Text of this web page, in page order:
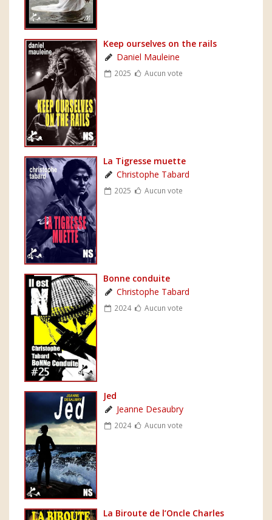
Keep ourselves on the rails
Daniel Mauleine
2025 Aucun vote
La Tigresse muette
Christophe Tabard
2025 Aucun vote
Bonne conduite
Christophe Tabard
2024 Aucun vote
Jed
Jeanne Desaubry
2024 Aucun vote
La Biroute de l’Oncle Charles